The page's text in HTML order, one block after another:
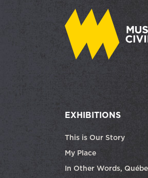
EXHIBITIONS
This is Our Story
My Place
In Other Words,